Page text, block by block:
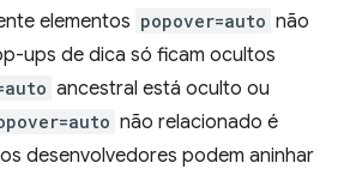
elementos popover=auto não
ups de dica só ficam ocultos
ancestral está oculto ou
não relacionado é
desenvolvedores podem aninhar